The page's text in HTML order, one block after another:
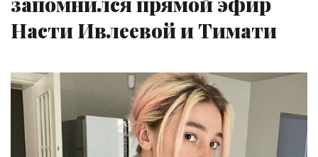
Насти Ивлеевой и Тимати